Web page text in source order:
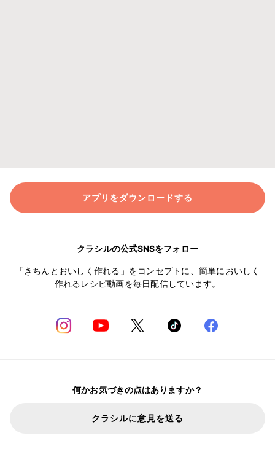
アプリをダウンロードする
クラシルの公式SNSをフォロー
「きちんとおいしく作れる」をコンセプトに、簡単においしく
作れるレシピ動画を毎日配信しています。
何かお気づきの点はありますか？
クラシルに意見を送る